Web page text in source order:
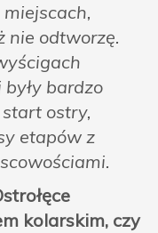
nie odtworzę.
bardzo
ostry,
etapów z
kolarskim, czy